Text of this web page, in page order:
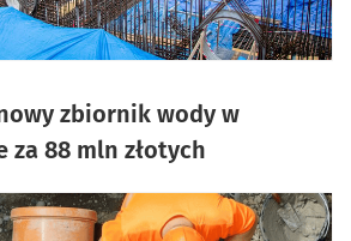
zbiornik wody w
za 88 mln złotych